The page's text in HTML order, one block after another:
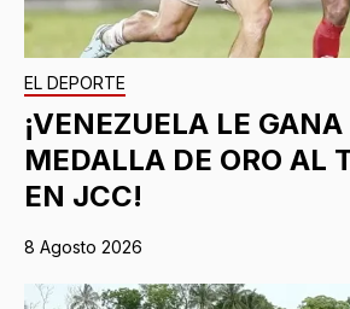
EL DEPORTE
¡VENEZUELA LE
MEDALLA DE ORO AL
EN JCC!
8 Agosto 2026